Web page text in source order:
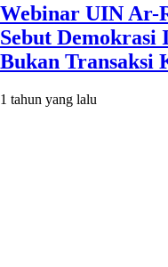
Webinar UIN Ar-
Sebut Demokrasi
Bukan Transaksi
1 tahun yang lalu